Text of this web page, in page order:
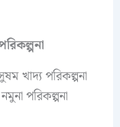
খাদ্য পরিকল্পনা
পরিকল্পনা